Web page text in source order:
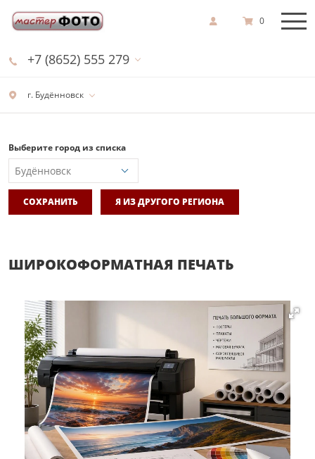
г. Будённовск
+7 (8652) 555 279
0
Выберите город из списка
СОХРАНИТЬ Я ИЗ ДРУГОГО РЕГИОНА
ШИРОКОФОРМАТНАЯ ПЕЧАТЬ